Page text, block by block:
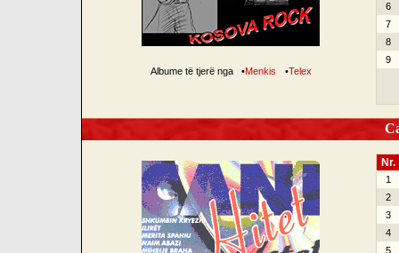
Albume të tjerë nga •Menkis •Telex
6
7
8
9
Nr.
1
2
3
4
5